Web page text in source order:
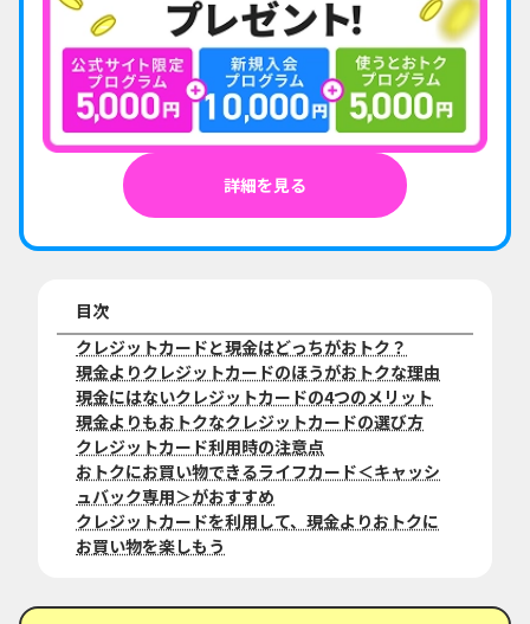
詳細を見る
目次
クレジットカードと現金はどっちがおトク？
現金よりクレジットカードのほうがおトクな理由
現金にはないクレジットカードの4つのメリット
現金よりもおトクなクレジットカードの選び方
クレジットカード利用時の注意点
おトクにお買い物できるライフカード＜キャッシ
ュバック専用＞がおすすめ
クレジットカードを利用して、現金よりおトクに
お買い物を楽しもう